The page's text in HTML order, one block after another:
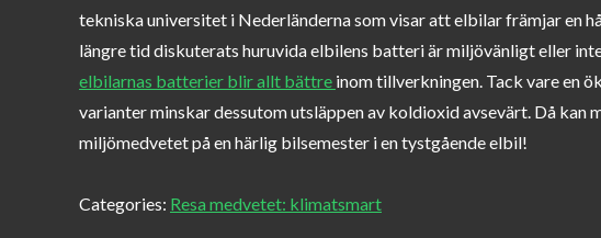
tekniska universitet i Nederländerna som visar att elbilar främjar en
längre tid diskuterats huruvida elbilens batteri är miljövänligt eller
elbilarnas batterier blir allt bättre inom tillverkningen. Tack vare en
varianter minskar dessutom utsläppen av koldioxid avsevärt. Då kan
miljömedvetet på en härlig bilsemester i en tystgående elbil!
Categories: Resa medvetet: klimatsmart